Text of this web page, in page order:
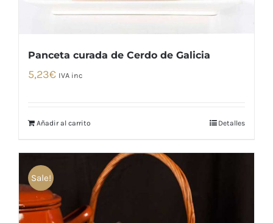
Panceta curada de Cerdo de Galicia
5,23€ IVA inc
Añadir al carrito Detalles
Sale!